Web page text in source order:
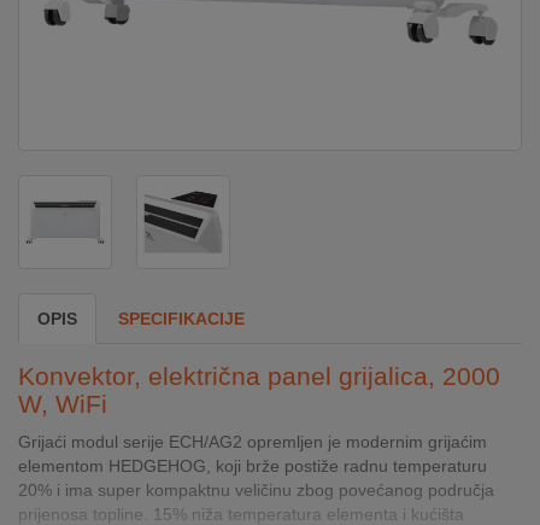
KLIMATIZACIJA
&
GAME
INTERNO
OPIS SPECIFIKACIJE
Konvektor, električna panel grijalica, 2000
W, WiFi
Grijaći modul serije ECH/AG2 opremljen je modernim grijaćim
elementom HEDGEHOG, koji brže postiže radnu temperaturu
20% i ima super kompaktnu veličinu zbog povećanog područja
prijenosa topline. 15% niža temperatura elementa i kućišta